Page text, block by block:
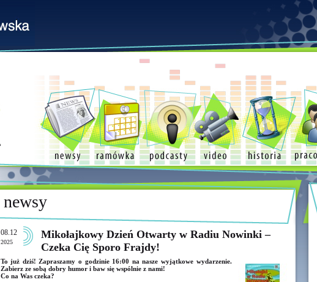
newsy
08.12
2025
Mikołajkowy Dzień Otwarty w Radiu Nowinki –
Czeka Cię Sporo Frajdy!
To już dziś! Zapraszamy o godzinie 16:00 na nasze wyjątkowe wydarzenie.
Zabierz ze sobą dobry humor i baw się wspólnie z nami!
Co na Was czeka?